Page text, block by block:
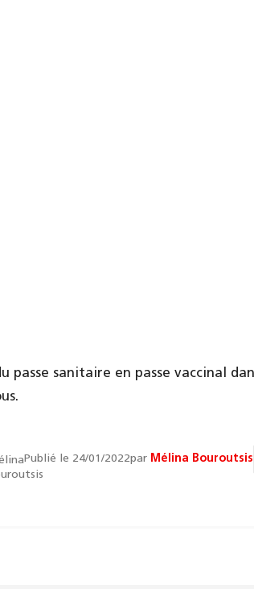
passe sanitaire en passe vaccinal
Publié le 24/01/2022par Mélina Bouroutsis